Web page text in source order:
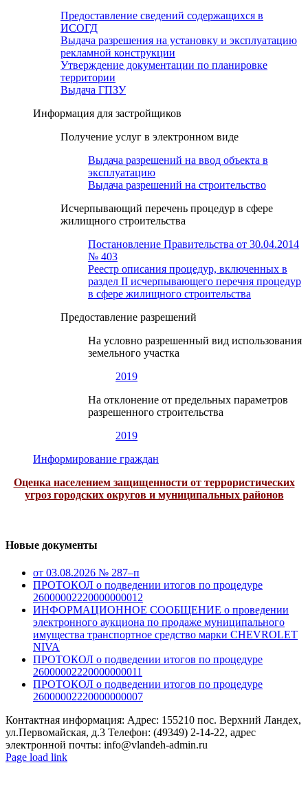
Предоставление сведений содержащихся в
ИСОГД
Выдача разрешения на установку и эксплуатацию
рекламной конструкции
Утверждение документации по планировке
территории
Выдача ГПЗУ
Информация для застройщиков
Получение услуг в электронном виде
Выдача разрешений на ввод объекта в
эксплуатацию
Выдача разрешений на строительство
Исчерпывающий перечень процедур в сфере
жилищного строительства
Постановление Правительства от 30.04.2014
№ 403
Реестр описания процедур, включенных в
раздел II исчерпывающего перечня процедур
в сфере жилищного строительства
Предоставление разрешений
На условно разрешенный вид использования
земельного участка
2019
На отклонение от предельных параметров
разрешенного строительства
2019
Информирование граждан
Оценка населением защищенности от террористических
угроз городских округов и муниципальных районов
Новые документы
от 03.08.2026 № 287–п
ПРОТОКОЛ о подведении итогов по процедуре
26000002220000000012
ИНФОРМАЦИОННОЕ СООБЩЕНИЕ о проведении
электронного аукциона по продаже муниципального
имущества транспортное средство марки CHEVROLET
NIVA
ПРОТОКОЛ о подведении итогов по процедуре
26000002220000000011
ПРОТОКОЛ о подведении итогов по процедуре
26000002220000000007
Контактная информация: Адрес: 155210 пос. Верхний Ландех,
ул.Первомайская, д.3 Телефон: (49349) 2-14-22, адрес
электронной почты: info@vlandeh-admin.ru
Page load link